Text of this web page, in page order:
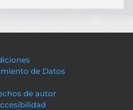
de Datos
de autor